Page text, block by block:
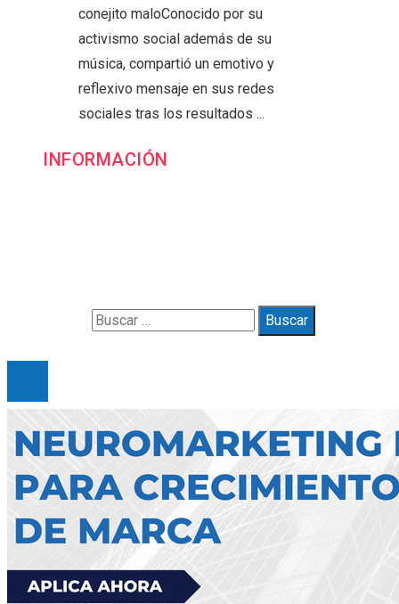
conejito maloConocido por su
activismo social además de su
música, compartió un emotivo y
reflexivo mensaje en sus redes
sociales tras los resultados ...
INFORMACIÓN